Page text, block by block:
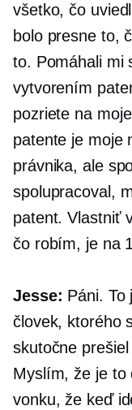
všetko, čo
bolo presne to,
to. Pomáhali mi
vytvorením
pozriete na
patente je moje
právnika, ale
spolupracoval,
patent. Vlastniť
čo robím, je na
Jesse: Páni.
človek, ktorého
skutočne
Myslím, že je to
vonku, že keď